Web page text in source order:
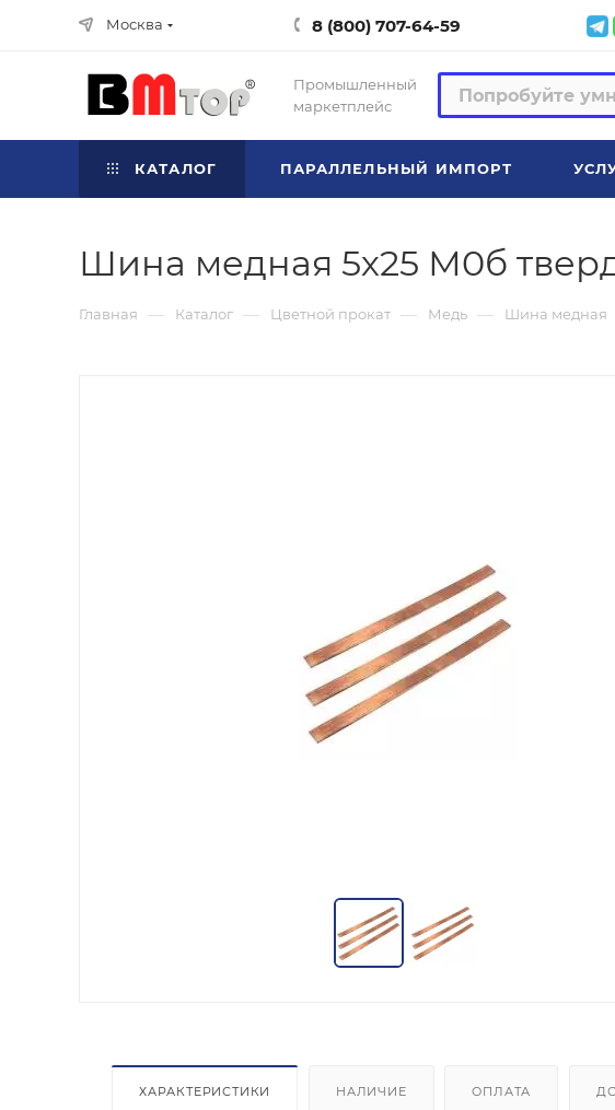
Москва 8 (800) 707-64-59
Промышленный
маркетплейс
КАТАЛОГ ПАРАЛЛЕЛЬНЫЙ ИМПОРТ
Шина медная 5х25 М0б
Главная — Каталог — Цветной прокат — Медь — Шина медная
ХАРАКТЕРИСТИКИ НАЛИЧИЕ ОПЛАТА